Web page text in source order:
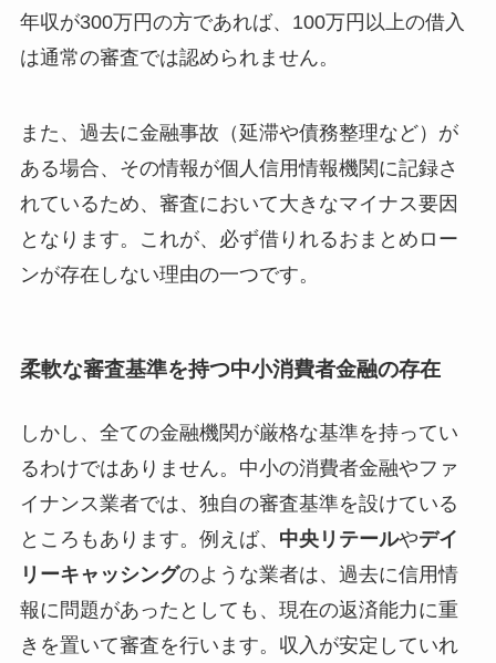
年収が300万円の方であれば、100万円以上の借入
は通常の審査では認められません。
また、過去に金融事故（延滞や債務整理など）が
ある場合、その情報が個人信用情報機関に記録さ
れているため、審査において大きなマイナス要因
となります。これが、必ず借りれるおまとめロー
ンが存在しない理由の一つです。
柔軟な審査基準を持つ中小消費者金融の存在
しかし、全ての金融機関が厳格な基準を持ってい
るわけではありません。中小の消費者金融やファ
イナンス業者では、独自の審査基準を設けている
ところもあります。例えば、 中央リテールやデイ
リーキャッシングのような業者は、過去に信用情
報に問題があったとしても、現在の返済能力に重
きを置いて審査を行います。収入が安定していれ